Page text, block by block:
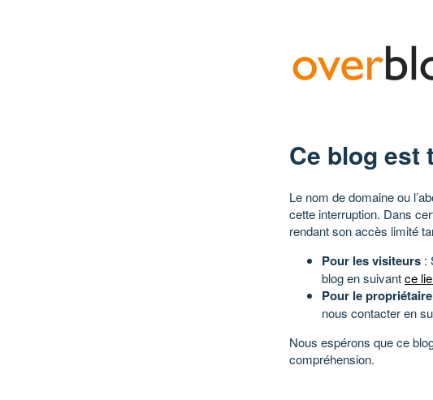
Ce blog est
Le nom de domaine ou
cette interruption. Dans
rendant son accès limité
Pour les visiteurs :
blog en suivantce
Pour le propriétaire
nous contacter en
Nous espérons que ce
compréhension.